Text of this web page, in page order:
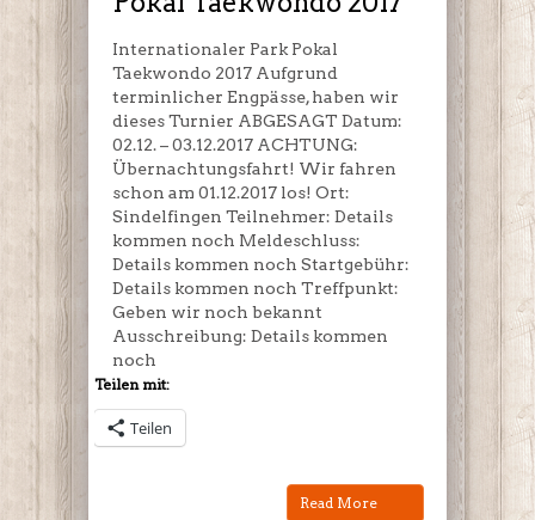
Internationaler Park Pokal
Taekwondo 2017 Aufgrund
terminlicher Engpässe, haben wir
dieses Turnier ABGESAGT Datum:
02.12. – 03.12.2017 ACHTUNG:
Übernachtungsfahrt! Wir fahren
schon am 01.12.2017 los! Ort:
Sindelfingen Teilnehmer: Details
kommen noch Meldeschluss:
Details kommen noch Startgebühr:
Details kommen noch Treffpunkt:
Geben wir noch bekannt
Ausschreibung: Details kommen
noch
Teilen mit:
Teilen
Read More